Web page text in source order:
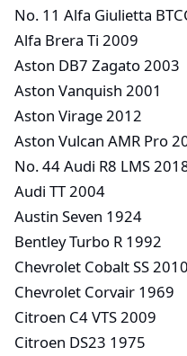
No. 11 Alfa Giulietta
Alfa Brera Ti 2009
Aston DB7 Zagato 2003
Aston Vanquish 2001
Aston Virage 2012
Aston Vulcan AMR Pro
No. 44 Audi R8 LMS
Audi TT 2004
Austin Seven 1924
Bentley Turbo R 1992
Chevrolet Cobalt SS 2010
Chevrolet Corvair 1969
Citroen C4 VTS 2009
Citroen DS23 1975